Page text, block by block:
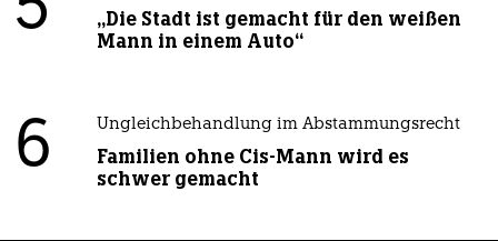
„Die Stadt ist gemacht für den weißen
Mann in einem Auto“
6 Ungleichbehandlung im Abstammungsrecht
Familien ohne Cis-Mann wird es
schwer gemacht